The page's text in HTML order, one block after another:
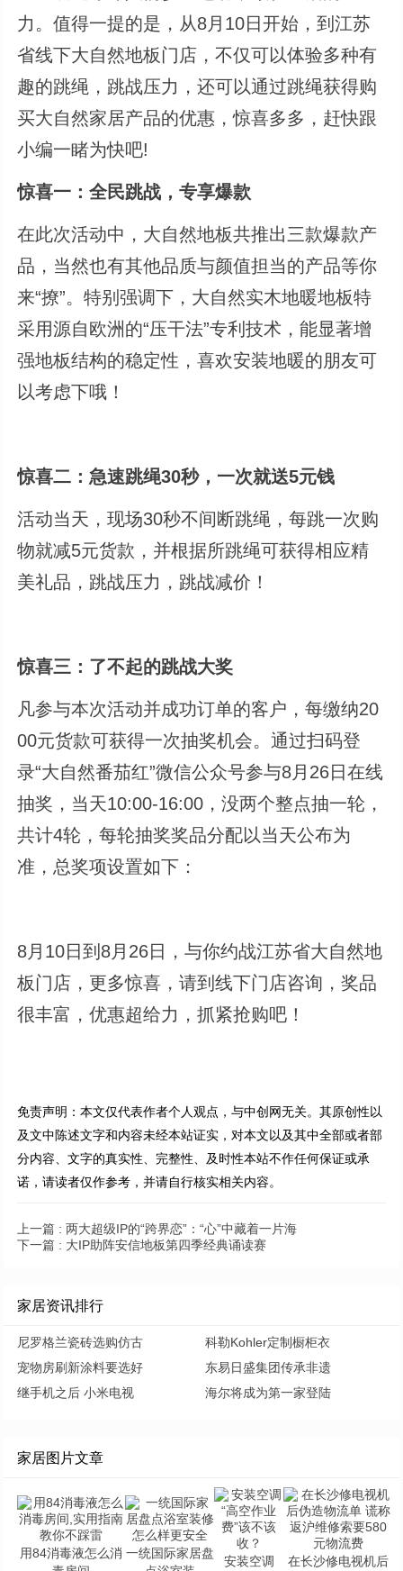
力。值得一提的是，从8月10日开始，到江苏
省线下大自然地板门店，不仅可以体验多种有
趣的跳绳，跳战压力，还可以通过跳绳获得购
买大自然家居产品的优惠，惊喜多多，赶快跟
小编一睹为快吧!
惊喜一：全民跳战，专享爆款
在此次活动中，大自然地板共推出三款爆款产
品，当然也有其他品质与颜值担当的产品等你
来“撩”。特别强调下，大自然实木地暖地板特
采用源自欧洲的“压干法”专利技术，能显著增
强地板结构的稳定性，喜欢安装地暖的朋友可
以考虑下哦！
惊喜二：急速跳绳30秒，一次就送5元钱
活动当天，现场30秒不间断跳绳，每跳一次购
物就减5元货款，并根据所跳绳可获得相应精
美礼品，跳战压力，跳战减价！
惊喜三：了不起的跳战大奖
凡参与本次活动并成功订单的客户，每缴纳20
00元货款可获得一次抽奖机会。通过扫码登
录“大自然番茄红”微信公众号参与8月26日在线
抽奖，当天10:00-16:00，没两个整点抽一轮，
共计4轮，每轮抽奖奖品分配以当天公布为
准，总奖项设置如下：
8月10日到8月26日，与你约战江苏省大自然地
板门店，更多惊喜，请到线下门店咨询，奖品
很丰富，优惠超给力，抓紧抢购吧！
免责声明：本文仅代表作者个人观点，与中创网无关。其原创性以
及文中陈述文字和内容未经本站证实，对本文以及其中全部或者部
分内容、文字的真实性、完整性、及时性本站不作任何保证或承
诺，请读者仅作参考，并请自行核实相关内容。
上一篇 : 两大超级IP的“跨界恋”：“心”中藏着一片海
下一篇 : 大IP助阵安信地板第四季经典诵读赛
家居资讯排行
尼罗格兰瓷砖选购仿古
科勒Kohler定制橱柜衣
宠物房刷新涂料要选好
东易日盛集团传承非遗
继手机之后 小米电视
海尔将成为第一家登陆
家居图片文章
用84消毒液怎么消 一统国际家居盘
安装空调 在长沙修电视机后